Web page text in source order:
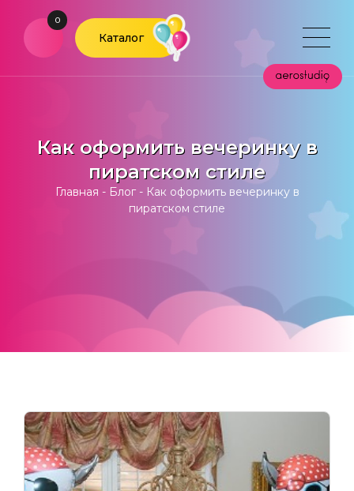
0
Каталог
Как оформить вечеринку в
пиратском стиле
Главная - Блог- Как оформить вечеринку в
пиратском стиле